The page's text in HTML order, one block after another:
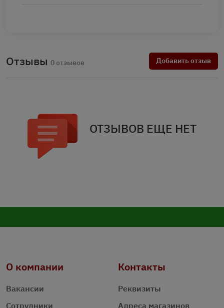
Отзывы 0 отзывов Добавить отзыв
ОТЗЫВОВ ЕЩЕ НЕТ
О компании
Вакансии
Сотрудники
Контакты
Реквизиты
Адреса магазинов